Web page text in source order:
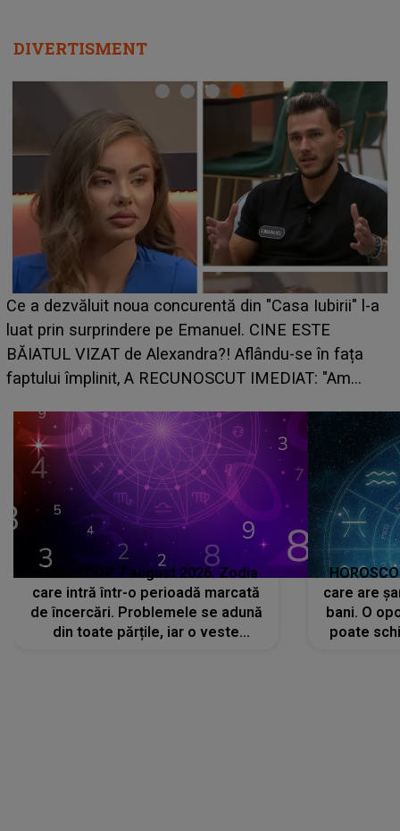
DIVERTISMENT
noua concurentă din "Casa Iubirii" l-a
pe Emanuel. CINE ESTE
de Alexandra?! Aflându-se în fața
A RECUNOSCUT IMEDIAT: "Am
care riscă
grabă îi
planurile
HOROSCOP 7 august 2026. Zodia
care intră într-o perioadă marcată
de încercări. Problemele se adună
din toate părțile, iar o veste
care are
bani. O
poate